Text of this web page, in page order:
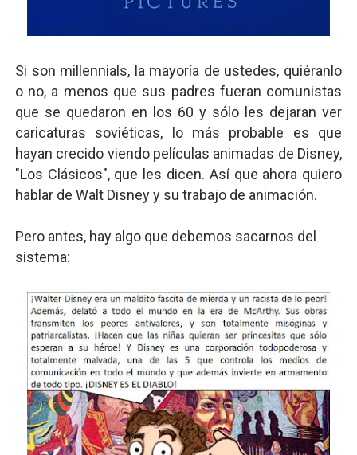
Si son millennials, la mayoría de ustedes, quiéranlo
o no, a menos que sus padres fueran comunistas
que se quedaron en los 60 y sólo les dejaran ver
caricaturas soviéticas, lo más probable es que
hayan crecido viendo películas animadas de Disney,
"Los Clásicos", que les dicen. Así que ahora quiero
hablar de Walt Disney y su trabajo de animación.
Pero antes, hay algo que debemos sacarnos del
sistema: